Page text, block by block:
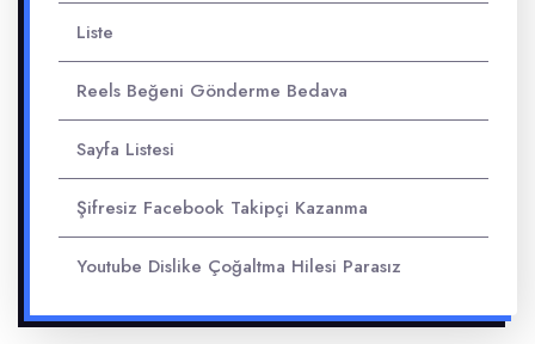
Liste
Reels Beğeni Gönderme Bedava
Sayfa Listesi
Şifresiz Facebook Takipçi Kazanma
Youtube Dislike Çoğaltma Hilesi Parasız